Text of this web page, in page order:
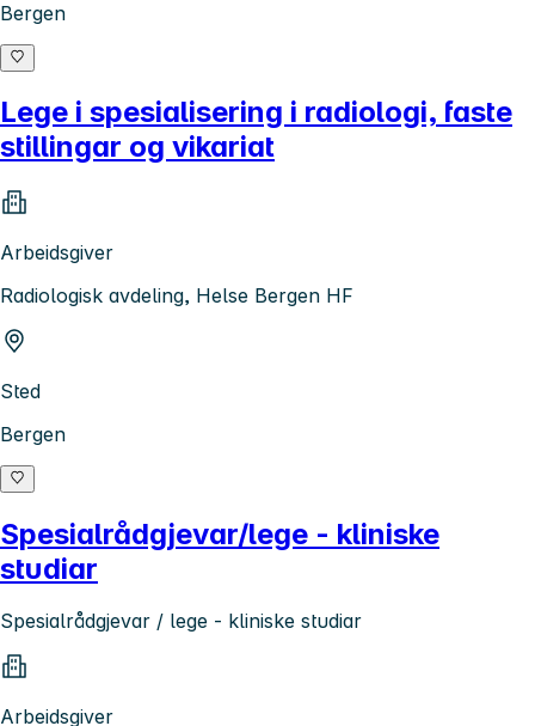
Bergen
Lege i spesialisering i radiologi, faste
stillingar og vikariat
Arbeidsgiver
Radiologisk avdeling, Helse Bergen HF
Sted
Bergen
Spesialrådgjevar/lege - kliniske
studiar
Spesialrådgjevar / lege - kliniske studiar
Arbeidsgiver